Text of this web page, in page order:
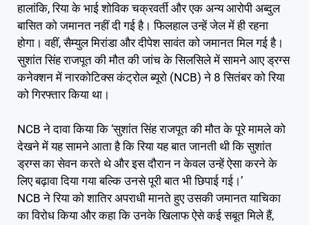
हालांकि, रिया के भाई शोविक चक्रवर्ती और एक अन्य आरोपी अब्दुल
बासित को जमानत नहीं दी गई है। फिलहाल उन्हें जेल में ही रहना
होगा। वहीं, सैम्युल मिरांडा और दीपेश सावंत को जमानत मिल गई है।
सुशांत सिंह राजपूत की मौत की जांच के सिलसिले में सामने आए ड्रग्स
कनेक्शन में नारकोटिक्स कंट्रोल ब्यूरो (NCB) ने 8 सितंबर को रिया
को गिरफ्तार किया था।
NCB ने दावा किया कि ‘सुशांत सिंह राजपूत की मौत के पूरे मामले को
देखने में यह सामने आता है कि रिया यह बात जानती थी कि सुशांत
ड्रग्स का सेवन करते थे और इस दौरान न केवल उन्हें ऐसा करने के
लिए बढ़ावा दिया गया बल्कि उनसे पूरी बात भी छिपाई गई।’
NCB ने रिया को शातिर अपराधी मानते हुए उसकी जमानत याचिका
का विरोध किया और कहा कि उनके खिलाफ ऐसे कई सबूत मिले हैं,